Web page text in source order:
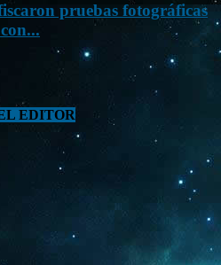
pruebas fotográficas
EDITOR